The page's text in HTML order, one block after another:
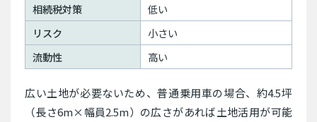
相続税対策
低い
リスク
小さい
流動性
高い
広い土地が必要ないため、普通乗用車の場合、約4.5坪
（長さ6m×幅員2.5m）の広さがあれば土地活用が可能